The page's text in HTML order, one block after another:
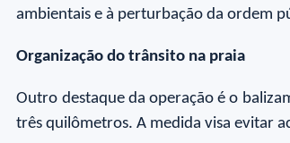
ambientais e à perturbação da ordem
Organização do trânsito na praia
Outro destaque da operação é o
três quilômetros. A medida visa evitar